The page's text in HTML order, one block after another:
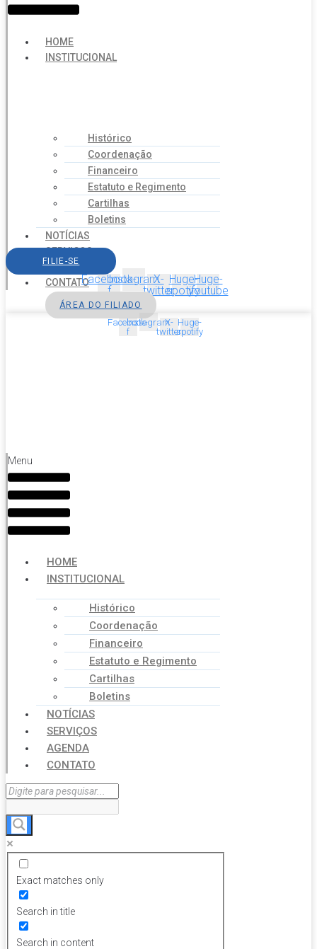
HOME
INSTITUCIONAL
Histórico
Coordenação
Financeiro
Estatuto e Regimento
Cartilhas
Boletins
NOTÍCIAS
SERVIÇOS
AGENDA
CONTATO
FILIE-SE
Facebook-
f
InstagramX-
twitter
Huge-
spotify
Huge-
youtube
ÁREA DO FILIADO
Facebook-
f
InstagramX-
twitter
Huge-
spotify
Menu
HOME
INSTITUCIONAL
Histórico
Coordenação
Financeiro
Estatuto e Regimento
Cartilhas
Boletins
NOTÍCIAS
SERVIÇOS
AGENDA
CONTATO
Exact matches only
Search in title
Search in content